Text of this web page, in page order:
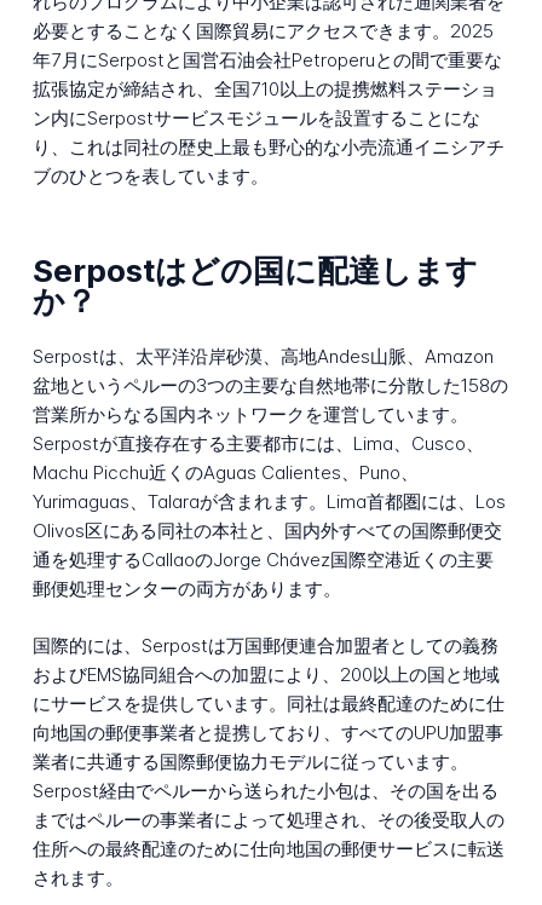
必要とすることなく国際貿易にアクセスできます。2025
年7月にSerpostと国営石油会社Petroperuとの間で重要な
拡張協定が締結され、全国710以上の提携燃料ステーショ
ン内にSerpostサービスモジュールを設置することにな
り、これは同社の歴史上最も野心的な小売流通イニシアチ
ブのひとつを表しています。
Serpostはどの国に配達します
か？
Serpostは、太平洋沿岸砂漠、高地Andes山脈、Amazon
盆地というペルーの3つの主要な自然地帯に分散した158の
営業所からなる国内ネットワークを運営しています。
Serpostが直接存在する主要都市には、Lima、Cusco、
Machu Picchu近くのAguas Calientes、Puno、
Yurimaguas、Talaraが含まれます。Lima首都圏には、Los
Olivos区にある同社の本社と、国内外すべての国際郵便交
通を処理するCallaoのJorge Chávez国際空港近くの主要
郵便処理センターの両方があります。
国際的には、Serpostは万国郵便連合加盟者としての義務
およびEMS協同組合への加盟により、200以上の国と地域
にサービスを提供しています。同社は最終配達のために仕
向地国の郵便事業者と提携しており、すべてのUPU加盟事
業者に共通する国際郵便協力モデルに従っています。
Serpost経由でペルーから送られた小包は、その国を出る
まではペルーの事業者によって処理され、その後受取人の
住所への最終配達のために仕向地国の郵便サービスに転送
されます。